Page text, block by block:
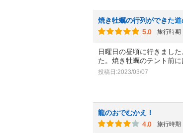
焼き牡蠣の行列ができた道
5.0
旅行時期
日曜日の昼頃に行きまし
た。焼き牡蠣のテント前
投稿日:2023/03/07
龍のおでむかえ！
4.0
旅行時期